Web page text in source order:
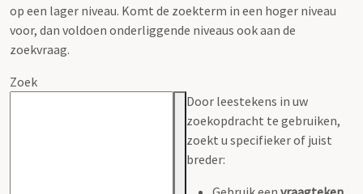
op een lager niveau. Komt de zoekterm in een hoger niveau
voor, dan voldoen onderliggende niveaus ook aan de
zoekvraag.
Zoek
Door leestekens in uw
zoekopdracht te gebruiken,
zoekt u specifieker of juist
breder: